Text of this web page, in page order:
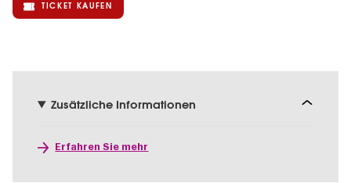
TICKET KAUFEN
Zusätzliche Informationen
Erfahren Sie mehr